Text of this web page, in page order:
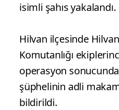
isimli şahıs yakalandı.
Hilvan ilçesinde
Komutanlığı
operasyon sonucunda
şüphelinin adli
bildirildi.